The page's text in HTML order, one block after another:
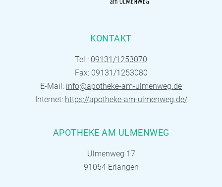
KONTAKT
Tel.: 09131/1253070
Fax: 09131/1253080
E-Mail: info@apotheke-am-ulmenweg.de
Internet: https://apotheke-am-ulmenweg.de/
APOTHEKE AM ULMENWEG
Ulmenweg 17
91054 Erlangen